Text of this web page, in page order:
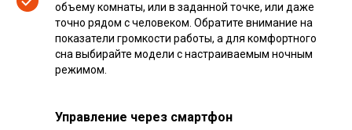
объему комнаты, или в заданной точке, или даже
точно рядом с человеком. Обратите внимание на
показатели громкости работы, а для комфортного
сна выбирайте модели с настраиваемым ночным
режимом.
Управление через смартфон